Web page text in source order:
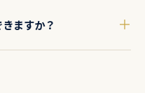
す。
ますか？